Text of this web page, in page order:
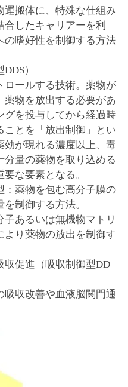
搬体に、特殊な仕組み
合したキャリアーを利
の嗜好性を制御する方法
）
ロールする技術。薬物が
物を放出する必要があ
グを投与してから経過時
ことを「放出制御」とい
効が現れる濃度以上、毒
量の薬物を取り込める
な要素となる。
：薬物を包む高分子膜の
制御する方法。
あるいは無機物マトリ
より薬物の放出を制御す
収促進（吸収制御型DD
吸収改善や血液脳関門通